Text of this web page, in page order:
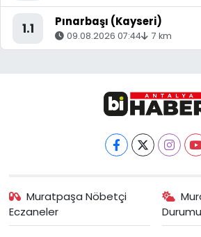
1.1 Pınarbaşı (Kayseri)
09.08.2026 07:44 7 km
Muratpaşa Nöbetçi
Eczaneler
Durumu